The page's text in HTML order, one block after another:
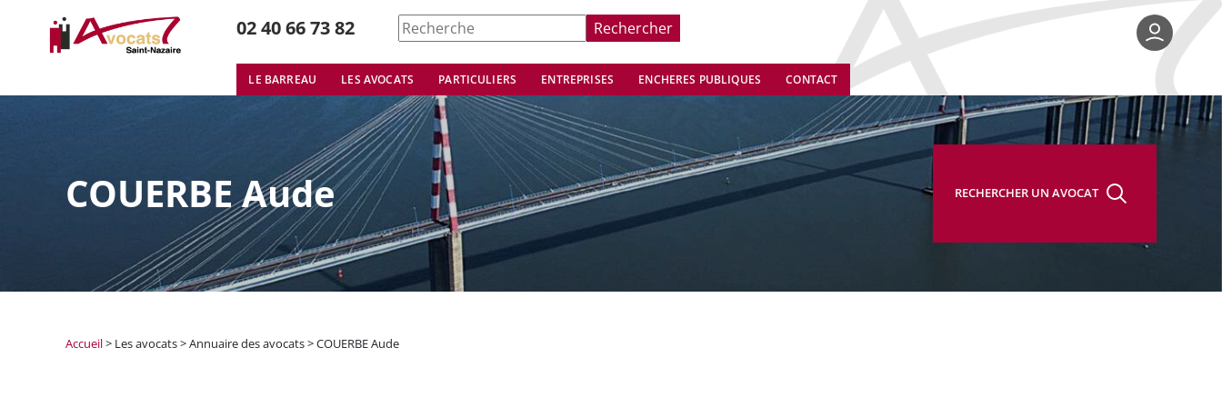
02 40 66 73 82
Search
for:
Rechercher
LE BARREAU LES AVOCATS PARTICULIERS ENTREPRISES ENCHERES PUBLIQUES CONTACT
COUERBE Aude RECHERCHER UN AVOCAT
Accueil> Les avocats > Annuaire des avocats>COUERBE Aude